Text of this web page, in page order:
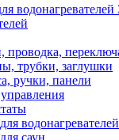
проводка,
трубки, заглушки
ручки, панели
водонагревателей
саун